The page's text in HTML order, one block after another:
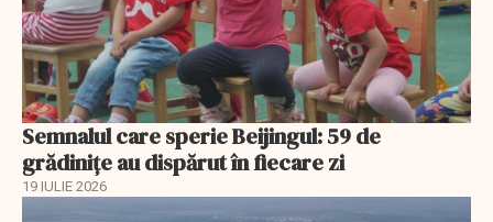
Semnalul care sperie Beijingul: 59 de
grădinițe au dispărut în fiecare zi
19 IULIE 2026